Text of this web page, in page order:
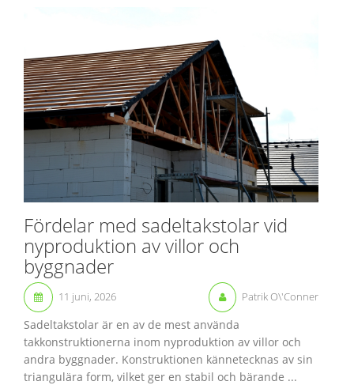
Fördelar med sadeltakstolar vid
nyproduktion av villor och
byggnader
11 juni, 2026 Patrik O\'Conner
Sadeltakstolar är en av de mest använda
takkonstruktionerna inom nyproduktion av villor och
andra byggnader. Konstruktionen kännetecknas av sin
triangulära form, vilket ger en stabil och bärande ...